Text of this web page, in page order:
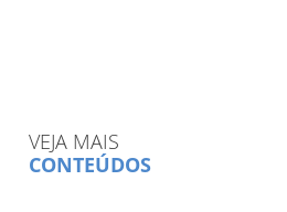
VEJA MAIS
CONTEÚDOS